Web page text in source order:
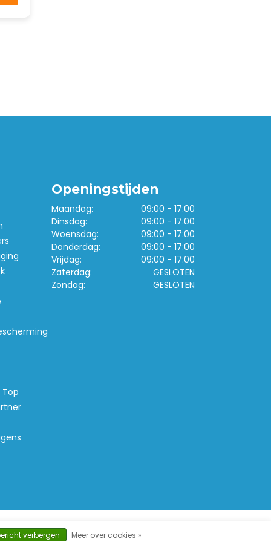
Top
Openingstijden
Maandag:
09:00 - 17:00
Dinsdag:
09:00 - 17:00
Woensdag:
09:00 - 17:00
Donderdag:
09:00 - 17:00
Vrijdag:
09:00 - 17:00
Zaterdag:
GESLOTEN
Zondag:
GESLOTEN
Banana
verbergen Meer over cookies »